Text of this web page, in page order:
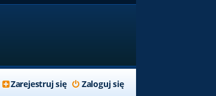
Zaloguj się
Zarejestruj się